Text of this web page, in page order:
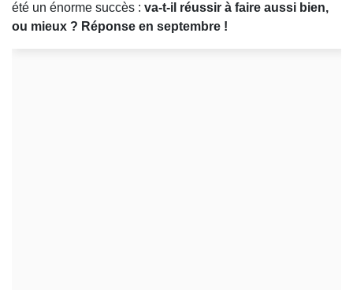
été un énorme succès : va-t-il réussir à faire aussi bien,
ou mieux ? Réponse en septembre !